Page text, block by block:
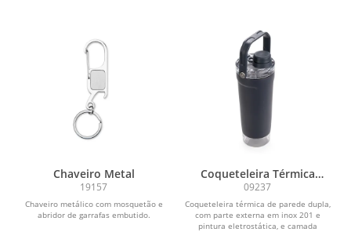
Chaveiro Metal
19157
Chaveiro metálico com mosquetão e
abridor de garrafas embutido.
Coqueteleira Térmica
650ml
09237
Coqueteleira térmica de parede dupla,
com parte externa em inox 201 e
pintura eletrostática, e camada